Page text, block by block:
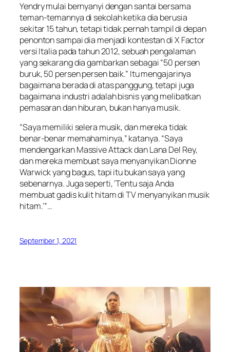
Yendry mulai bernyanyi dengan santai bersama
teman-temannya di sekolah ketika dia berusia
sekitar 15 tahun, tetapi tidak pernah tampil di depan
penonton sampai dia menjadi kontestan di X Factor
versi Italia pada tahun 2012, sebuah pengalaman
yang sekarang dia gambarkan sebagai “50 persen
buruk, 50 persen persen baik.” Itu mengajarinya
bagaimana berada di atas panggung, tetapi juga
bagaimana industri adalah bisnis yang melibatkan
pemasaran dan hiburan, bukan hanya musik.
“Saya memiliki selera musik, dan mereka tidak
benar-benar memahaminya,” katanya. “Saya
mendengarkan Massive Attack dan Lana Del Rey,
dan mereka membuat saya menyanyikan Dionne
Warwick yang bagus, tapi itu bukan saya yang
sebenarnya. Juga seperti, ‘Tentu saja Anda
membuat gadis kulit hitam di TV menyanyikan musik
hitam.’”…
September 1, 2021